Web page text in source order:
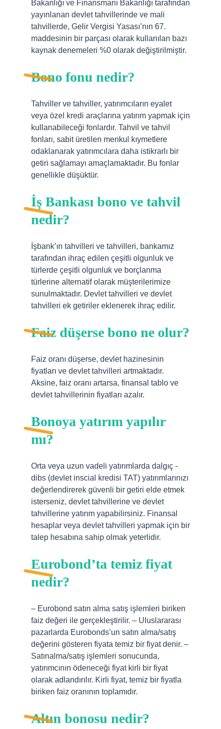
Bakanlığı ve Finansmanı Bakanlığı tarafından
yayınlanan devlet tahvillerinde ve mali
tahvillerde, Gelir Vergisi Yasası’nın 67.
maddesinin bir parçası olarak kullanılan bazı
kaynak denemeleri %0 olarak değiştirilmiştir.
Bono fonu nedir?
Tahviller ve tahviller, yatırımcıların eyalet
veya özel kredi araçlarına yatırım yapmak için
kullanabileceği fonlardır. Tahvil ve tahvil
fonları, sabit üretilen menkul kıymetlere
odaklanarak yatırımcılara daha istikrarlı bir
getiri sağlamayı amaçlamaktadır. Bu fonlar
genellikle düşüktür.
İş Bankası bono ve tahvil
nedir?
İşbank’ın tahvilleri ve tahvilleri, bankamız
tarafından ihraç edilen çeşitli olgunluk ve
türlerde çeşitli olgunluk ve borçlanma
türlerine alternatif olarak müşterilerimize
sunulmaktadır. Devlet tahvilleri ve devlet
tahvilleri ek getiriler eklenerek ihraç edilir.
Faiz düşerse bono ne olur?
Faiz oranı düşerse, devlet hazinesinin
fiyatları ve devlet tahvilleri artmaktadır.
Aksine, faiz oranı artarsa, finansal tablo ve
devlet tahvillerinin fiyatları azalır.
Bonoya yatırım yapılır
mı?
Orta veya uzun vadeli yatırımlarda dalgıç -
dibs (devlet inscial kredisi TAT) yatırımlarınızı
değerlendirerek güvenli bir getiri elde etmek
isterseniz, devlet tahvillerine ve devlet
tahvillerine yatırım yapabilirsiniz. Finansal
hesaplar veya devlet tahvilleri yapmak için bir
talep hesabına sahip olmak yeterlidir.
Eurobond’ta temiz fiyat
nedir?
– Eurobond satın alma satış işlemleri biriken
faiz değeri ile gerçekleştirilir. – Uluslararası
pazarlarda Eurobonds’un satın alma/satış
değerini gösteren fiyata temiz bir fiyat denir. –
Satınalma/satış işlemleri sonucunda,
yatırımcının ödeneceği fiyat kirli bir fiyat
olarak adlandırılır. Kirli fiyat, temiz bir fiyatla
biriken faiz oranının toplamıdır.
Altın bonosu nedir?